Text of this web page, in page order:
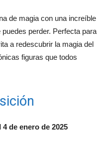
de magia con una increíble
perder. Perfecta para
a redescubrir la magia del
figuras que todos
de enero de 2025